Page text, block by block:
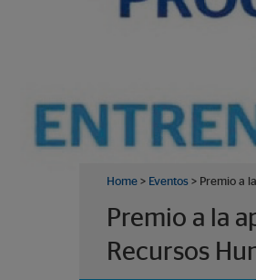
Home > Eventos > Premio a
Premio a la
Recursos